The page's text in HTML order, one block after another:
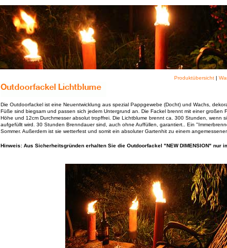
Produktübersicht |
Die Outdoorfackel ist eine Neuentwicklung aus spezial Pappgewebe (Docht) und Wachs,
Füße sind biegsam und passen sich jedem Untergrund an. Die Fackel brennt mit einer großen
Höhe und 12cm Durchmesser absolut tropffrei. Die Lichtblume brennt ca. 300 Stunden, wenn
aufgefüllt wird. 30 Stunden Brenndauer sind, auch ohne Auffüllen, garantiert.. Ein
Sommer. Außerdem ist sie wetterfest und somit ein absoluter Gartenhit zu einem
Hinweis: Aus Sicherheitsgründen erhalten Sie die Outdoorfackel "NEW DIMENSION" nur